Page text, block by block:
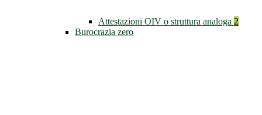
Attestazioni OIV o struttura analoga 2
Burocrazia zero